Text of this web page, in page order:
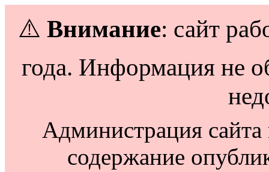
⚠️ Внимание: сайт
года. Информация не
Администрация сайта
содержание